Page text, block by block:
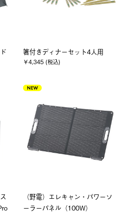
箸付きディナーセット4人用
￥4,345 (税込)
NEW
（野電）エレキャン・パワーソ
ーラーパネル（100W）